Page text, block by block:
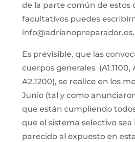
de la parte común de estos
facultativos puedes
info@adrianopreparador.es.
Es previsible, que las
cuerpos generales (A1.1100,
A2.1200), se realice en los
Junio (tal y como
que están cumpliendo
que el sistema selectivo
parecido al expuesto en